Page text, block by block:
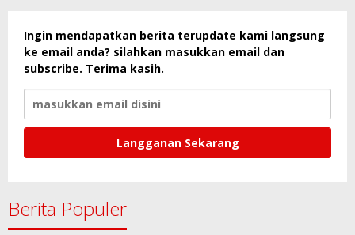
Ingin mendapatkan berita terupdate kami langsung
ke email anda? silahkan masukkan email dan
subscribe. Terima kasih.
Berita Populer